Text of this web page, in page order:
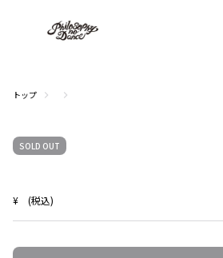
トップ
SOLD OUT
¥ (税込)